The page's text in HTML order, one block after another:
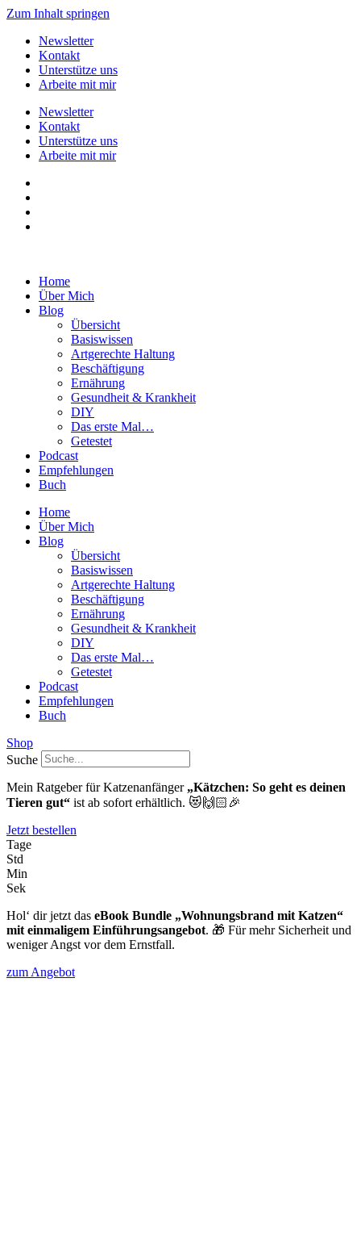
Zum Inhalt springen
Newsletter
Kontakt
Unterstütze uns
Arbeite mit mir
Newsletter
Kontakt
Unterstütze uns
Arbeite mit mir
Home
Über Mich
Blog
Übersicht
Basiswissen
Artgerechte Haltung
Beschäftigung
Ernährung
Gesundheit & Krankheit
DIY
Das erste Mal…
Getestet
Podcast
Empfehlungen
Buch
Home
Über Mich
Blog
Übersicht
Basiswissen
Artgerechte Haltung
Beschäftigung
Ernährung
Gesundheit & Krankheit
DIY
Das erste Mal…
Getestet
Podcast
Empfehlungen
Buch
Shop
Suche
Mein Ratgeber für Katzenanfänger „Kätzchen: So geht es deinen
Tieren gut“ ist ab sofort erhältlich. 😻🙌🏻🎉
Jetzt bestellen
Tage
Std
Min
Sek
Hol‘ dir jetzt das eBook Bundle „Wohnungsbrand mit Katzen“
mit einmaligem Einführungsangebot. 🎁 Für mehr Sicherheit und
weniger Angst vor dem Ernstfall.
zum Angebot